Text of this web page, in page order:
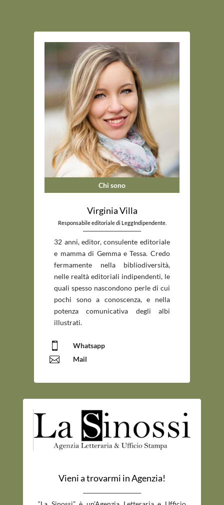
Chi sono
Virginia Villa
Responsabile editoriale di LeggIndipendente.
_____________________________
32 anni, editor, consulente editoriale
e mamma di Gemma e Tessa. Credo
fermamente nella bibliodiversità,
nelle realtà editoriali indipendenti, le
quali spesso nascondono perle di cui
pochi sono a conoscenza, e nella
potenza comunicativa degli albi
illustrati.
 Whatsapp
 Mail
Vieni a trovarmi in Agenzia!